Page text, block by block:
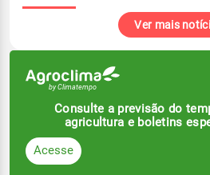
Ver mais
Consulte a previsão do
agricultura e boletins
Acesse